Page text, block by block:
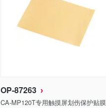
OP-87263
CA-MP120T专用触摸屏划伤保护贴膜